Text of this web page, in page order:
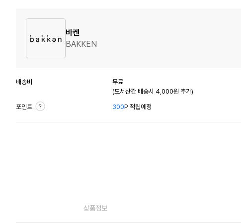
바켄
BAKKEN
배송비
무료
(도서산간 배송시 4,000원 추가)
포인트 300P 적립예정
상품정보